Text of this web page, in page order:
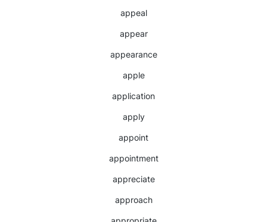
appeal
appear
appearance
apple
application
apply
appoint
appointment
appreciate
approach